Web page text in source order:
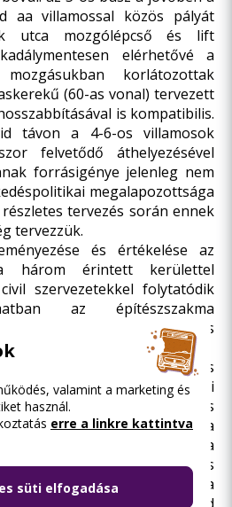
aa villamossal közös pályát
utca mozgólépcső és lift
elérhetővé a
korlátozottak
(60-as vonal) tervezett
is kompatibilis.
távon a 4-6-os villamosok
felvetődő áthelyezésével
forrásigénye jelenleg nem
megalapozottsága
tervezés során ennek
tervezzük.
és értékelése az
három érintett kerülettel
szervezetekkel folytatódik
az építészszakma
a részletes tervezés
majd sor.
a Fővárosi Közgyűlés
tárgyalja. A Nemzeti
történt sikeres
hamarosan elkészül a
mely biztosítja a
állami támogatás
elfogadását követően a
valamint a marketing és
használ.
erre a linkre kattintva
süti elfogadása